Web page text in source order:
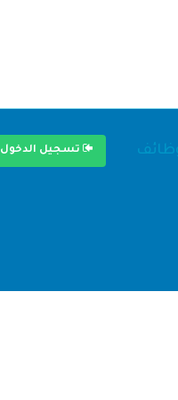
تسجيل الدخول